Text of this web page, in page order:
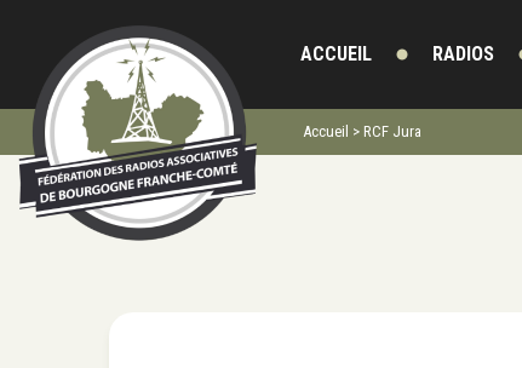
ACCUEIL RADIOS
Accueil > RCF Jura